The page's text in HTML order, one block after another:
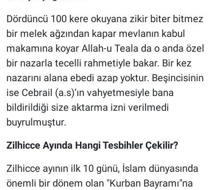
Dördüncü 100 kere okuyana zikir biter bitmez
bir melek ağzından kapar mevlanın kabul
makamına koyar Allah-u Teala da o anda özel
bir nazarla tecelli rahmetiyle bakar. Bir kez
nazarını alana ebedi azap yoktur. Beşincisinin
ise Cebrail (a.s)’ın vahyetmesiyle bana
bildirildiği size aktarma izni verilmedi
buyrulmuştur.
Zilhicce Ayında Hangi Tesbihler Çekilir?
Zilhicce ayının ilk 10 günü, İslam dünyasında
önemli bir dönem olan "Kurban Bayramı"na